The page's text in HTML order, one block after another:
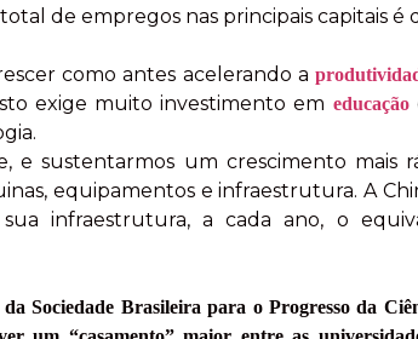
total de empregos nas principais capitais
como antes acelerando a
exige muito investimento em educação
e sustentarmos um crescimento mais
equipamentos e infraestrutura. A
infraestrutura, a cada ano, o
Sociedade Brasileira para o Progresso da